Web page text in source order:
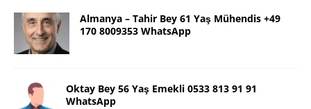
Almanya – Tahir Bey 61 Yaş Mühendis +49
170 8009353 WhatsApp
Oktay Bey 56 Yaş Emekli 0533 813 91 91
WhatsApp